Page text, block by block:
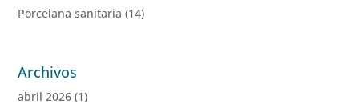
Porcelana sanitaria (14)
Archivos
abril 2026 (1)